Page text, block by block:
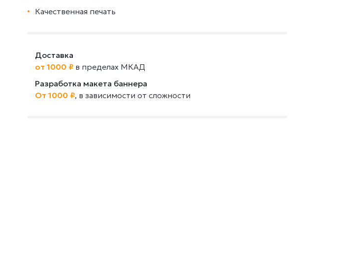
Качественная печать
Доставка
от 1000 ₽в пределах МКАД
Разработка макета баннера
От 1000 ₽, в зависимости от сложности